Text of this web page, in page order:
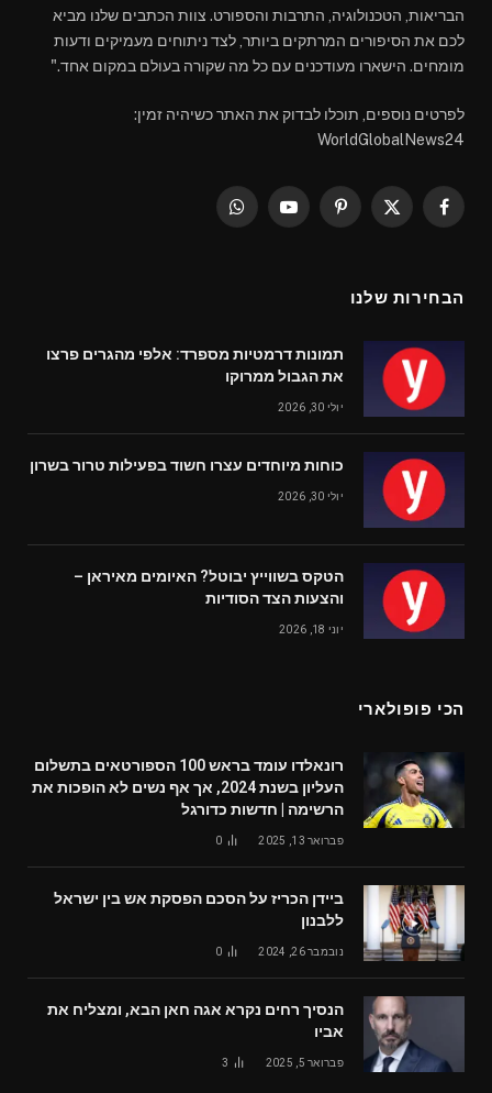
הבריאות, הטכנולוגיה, התרבות והספורט. צוות הכתבים שלנו מביא
לכם את הסיפורים המרתקים ביותר, לצד ניתוחים מעמיקים ודעות
מומחים. הישארו מעודכנים עם כל מה שקורה בעולם במקום אחד."
לפרטים נוספים, תוכלו לבדוק את האתר כשיהיה זמין:
WorldGlobalNews24
Facebook
X
Pinterest
YouTube
WhatsApp
הבחירות שלנו
תמונות דרמטיות מספרד: אלפי מהגרים פרצו
את הגבול ממרוקו
יולי 30, 2026
כוחות מיוחדים עצרו חשוד בפעילות טרור בשרון
יולי 30, 2026
הטקס בשווייץ יבוטל? האיומים מאיראן –
והצעות הצד הסודיות
יוני 18, 2026
הכי פופולארי
רונאלדו עומד בראש 100 הספורטאים בתשלום
העליון בשנת 2024, אך אף נשים לא הופכות את
הרשימה | חדשות כדורגל
פברואר 13, 2025 0
ביידן הכריז על הסכם הפסקת אש בין ישראל
ללבנון
נובמבר 26, 2024 0
הנסיך רחים נקרא אגה חאן הבא, ומצליח את
אביו
פברואר 5, 2025 3